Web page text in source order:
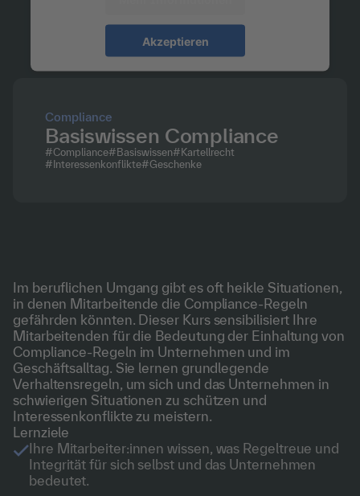
Compliance
Basiswissen Compliance
#Compliance# Basiswissen# Kartellrecht
# Interessenkonflikte#Geschenke
Akzeptieren
Im beruflichen Umgang gibt es oft heikle Situationen,
in denen Mitarbeitende die Compliance-Regeln
gefährden könnten. Dieser Kurs sensibilisiert Ihre
Mitarbeitenden für die Bedeutung der Einhaltung von
Compliance-Regeln im Unternehmen und im
Geschäftsalltag. Sie lernen grundlegende
Verhaltensregeln, um sich und das Unternehmen in
schwierigen Situationen zu schützen und
Interessenkonflikte zu meistern.
Lernziele
Ihre Mitarbeiter:innen wissen, was Regeltreue und
Integrität für sich selbst und das Unternehmen
bedeutet.